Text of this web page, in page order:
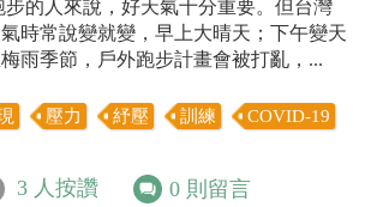
步的人來說，好天氣十分重要。但台灣
時常說變就變，早上大晴天；下午變天
雨季節，戶外跑步計畫會被打亂，...
壓力 紓壓 訓練
COVID-19
3 人按讚 0 則留言